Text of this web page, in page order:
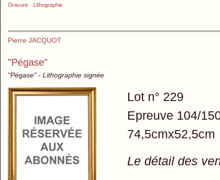
Gravure Lithographie
Pierre JACQUOT
"Pégase"
"Pégase" - Lithographie signée
Lot n° 229
Epreuve 104/
74,5cmx52,5cm
Le détail des